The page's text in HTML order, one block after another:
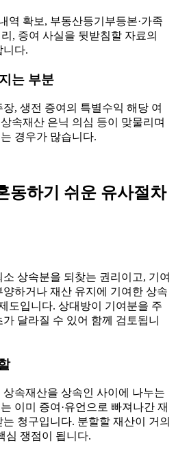
역 확보, 부동산등기부등본·가족
, 증여 사실을 뒷받침할 자료의
니다.
는 부분
, 생전 증여의 특별수익 해당 여
속재산 은닉 의심 등이 맞물리며
경우가 많습니다.
동하기 쉬운 유사절차
상속분을 되찾는 권리이고, 기여
하거나 재산 유지에 기여한 상속
도입니다. 상대방이 기여분을 주
달라질 수 있어 함께 검토됩니
속재산을 상속인 사이에 나누는
이미 증여·유언으로 빠져나간 재
청구입니다. 분할할 재산이 거의
심 쟁점이 됩니다.